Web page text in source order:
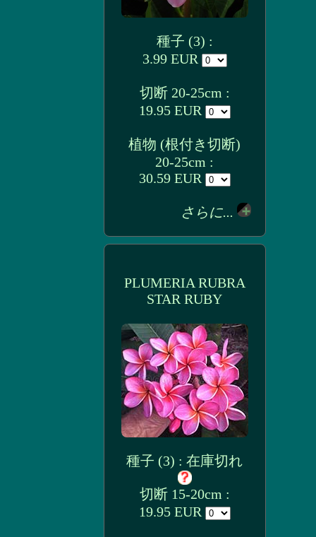
種子 (3) :
3.99 EUR
切断 20-25cm :
19.95 EUR
植物 (根付き切断)
20-25cm :
30.59 EUR
さらに...
PLUMERIA RUBRA
STAR RUBY
種子 (3) : 在庫切れ
切断 15-20cm :
19.95 EUR